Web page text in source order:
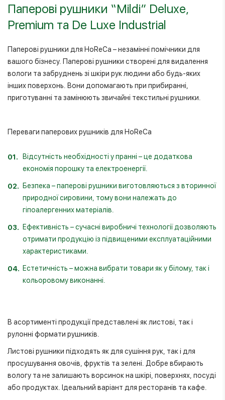
Паперові рушники “Mildi” Deluxe,
Premium та De Luxe Industrial
Паперові рушники для HoReCa – незамінні помічники для
вашого бізнесу. Паперові рушники створені для видалення
вологи та забруднень зі шкіри рук людини або будь-яких
інших поверхонь. Вони допомагають при прибиранні,
приготуванні та замінюють звичайні текстильні рушники.
Переваги паперових рушників для HoReCa
Відсутність необхідності у пранні – це додаткова
економія порошку та електроенергії.
Безпека – паперові рушники виготовляються з вторинної
природної сировини, тому вони належать до
гіпоалергенних матеріалів.
Ефективність – сучасні виробничі технології дозволяють
отримати продукцію із підвищеними експлуатаційними
характеристиками.
Естетичність – можна вибрати товари як у білому, так і
кольоровому виконанні.
В асортименті продукції представлені як листові, так і
рулонні формати рушників.
Листові рушники підходять як для сушіння рук, так і для
просушування овочів, фруктів та зелені. Добре вбирають
вологу та не залишають ворсинок на шкірі, поверхнях, посуді
або продуктах. Ідеальний варіант для ресторанів та кафе.